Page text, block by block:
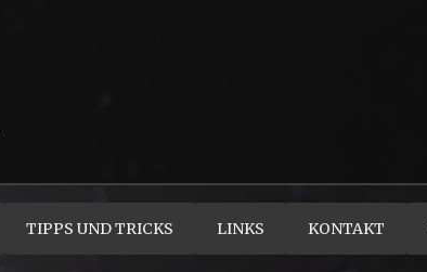
TIPPS UND TRICKS LINKS KONTAKT